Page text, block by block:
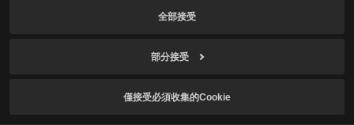
全部接受
部分接受
僅接受必須收集的Cookie
- 은은한 어둠 포식의 기원 (정1품 전리
- 광 : 데보레카 귀걸이